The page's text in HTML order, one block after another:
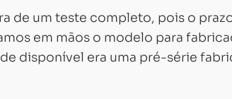
de um teste completo, pois o
em mãos o modelo para
disponível era uma pré-série